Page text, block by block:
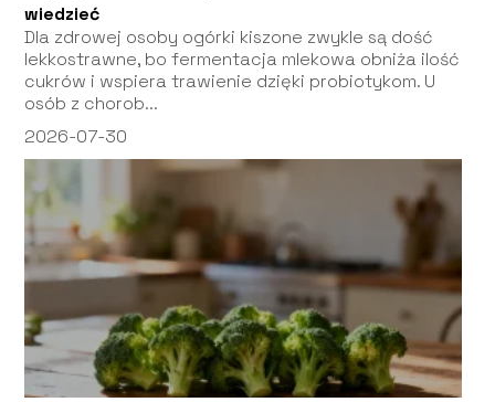
wiedzieć
Dla zdrowej osoby ogórki kiszone zwykle są dość
lekkostrawne, bo fermentacja mlekowa obniża ilość
cukrów i wspiera trawienie dzięki probiotykom. U
osób z chorob...
2026-07-30